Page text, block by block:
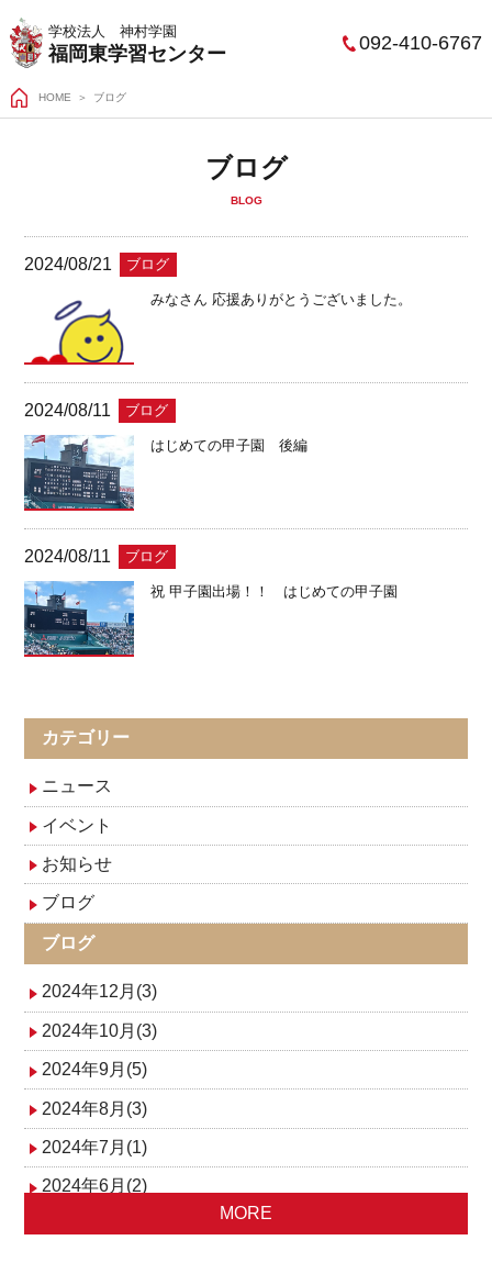
学校法人 神村学園
福岡東学習センター 092-410-6767
HOME ブログ
ブログ
BLOG
2024/08/21 ブログ
みなさん 応援ありがとうございました。
2024/08/11 ブログ
はじめての甲子園 後編
2024/08/11 ブログ
祝 甲子園出場！！ はじめての甲子園
カテゴリー
ニュース
イベント
お知らせ
ブログ
ブログ
2024年12月(3)
2024年10月(3)
2024年9月(5)
2024年8月(3)
2024年7月(1)
2024年6月(2)
MORE